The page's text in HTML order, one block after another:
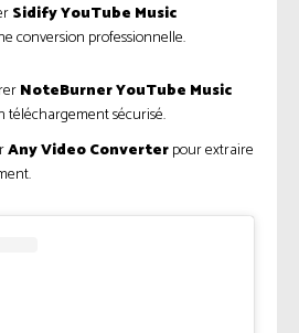
Sidify YouTube Music
conversion professionnelle.
NoteBurner YouTube Music
téléchargement sécurisé.
Any Video Converterpour extraire